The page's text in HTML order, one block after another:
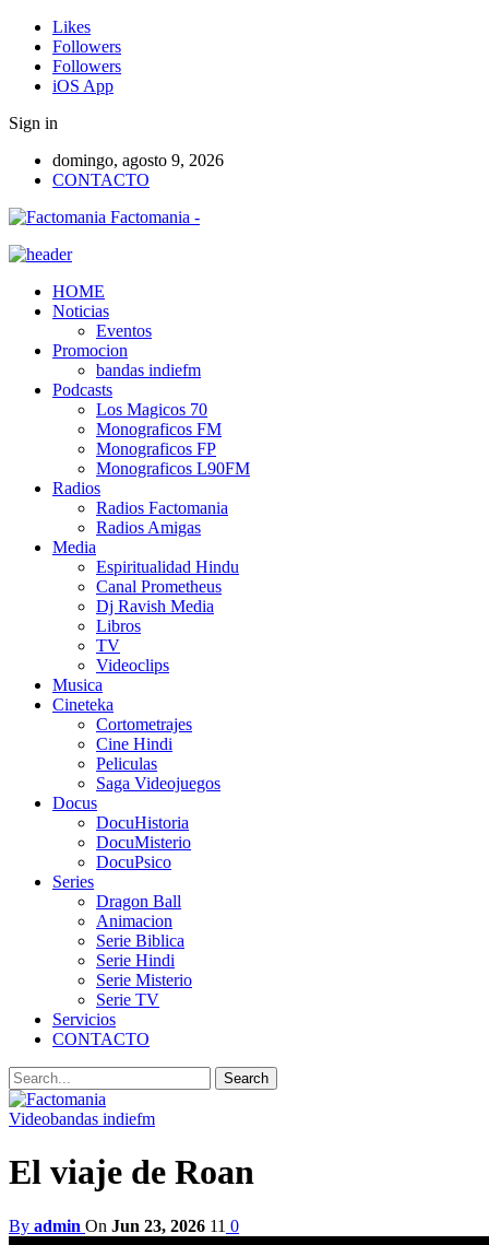
Likes
Followers
Followers
iOS App
Sign in
domingo, agosto 9, 2026
CONTACTO
Factomania -
HOME
Noticias
Eventos
Promocion
bandas indiefm
Podcasts
Los Magicos 70
Monograficos FM
Monograficos FP
Monograficos L90FM
Radios
Radios Factomania
Radios Amigas
Media
Espiritualidad Hindu
Canal Prometheus
Dj Ravish Media
Libros
TV
Videoclips
Musica
Cineteka
Cortometrajes
Cine Hindi
Peliculas
Saga Videojuegos
Docus
DocuHistoria
DocuMisterio
DocuPsico
Series
Dragon Ball
Animacion
Serie Biblica
Serie Hindi
Serie Misterio
Serie TV
Servicios
CONTACTO
Videobandas indiefm
El viaje de Roan
By admin On Jun 23, 2026 11 0